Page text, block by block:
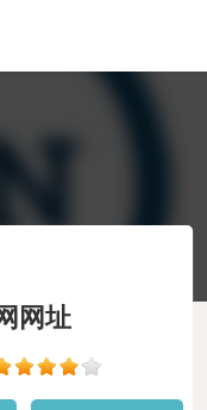
网址